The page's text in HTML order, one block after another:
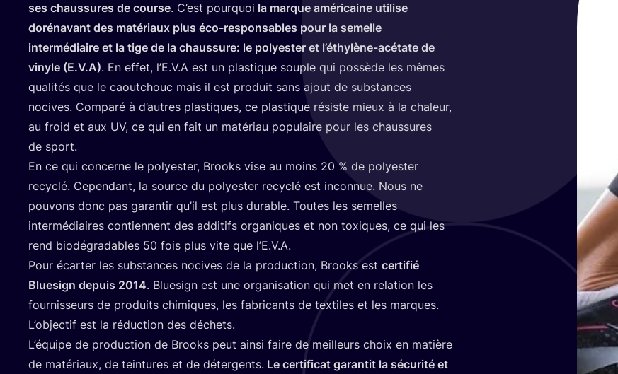
ses chaus­sures de course. C’est pour­quoi la marque amé­ri­caine uti­lise
doré­na­vant des maté­riaux plus éco-res­pon­sables pour la semelle
inter­mé­diaire et la tige de la chaus­sure: le poly­es­ter et l’éthy­lène-acé­tate de
vinyle (E.V.A). En effet, l’E.V.A est un plas­tique souple qui pos­sède les mêmes
qua­li­tés que le caou­tchouc mais il est pro­duit sans ajout de sub­stances
nocives. Com­pa­ré à d’autres plas­tiques, ce plas­tique résiste mieux à la cha­leur,
au froid et aux UV, ce qui en fait un maté­riau popu­laire pour les chaus­sures
de sport.
En ce qui concerne le poly­es­ter, Brooks vise au moins 20 % de poly­es­ter
recy­clé. Cepen­dant, la source du poly­es­ter recy­clé est incon­nue. Nous ne
pou­vons donc pas garan­tir qu’il est plus durable. Toutes les semelles
inter­mé­diaires contiennent des addi­tifs orga­niques et non toxiques, ce qui les
rend bio­dé­gra­dables 50 fois plus vite que l’E.V.A.
Pour écar­ter les sub­stances nocives de la pro­duc­tion, Brooks est cer­ti­fié
Blue­si­gn depuis 2014. Blue­si­gn est une orga­ni­sa­tion qui met en rela­tion les
four­nis­seurs de pro­duits chi­miques, les fabri­cants de tex­tiles et les marques.
L’objectif est la réduc­tion des déchets.
L’é­quipe de pro­duc­tion de Brooks peut ain­si faire de meilleurs choix en matière
de maté­riaux, de tein­tures et de déter­gents. Le cer­ti­fi­cat garan­tit la sécu­ri­té et